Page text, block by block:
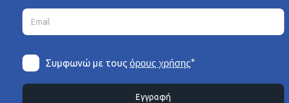
Συμφωνώ με τους όρους χρήσης*
Εγγραφή